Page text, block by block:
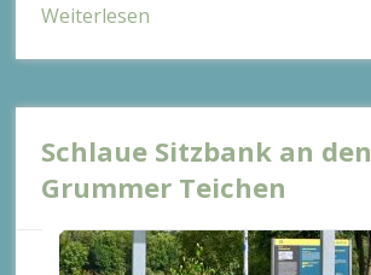
Weiterlesen
Schlaue Sitzbank an den
Grummer Teichen